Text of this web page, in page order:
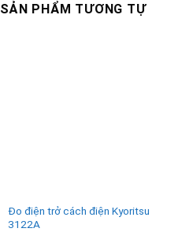
SẢN PHẨM TƯƠNG TỰ
Đo điện trở cách điện Kyoritsu
3122A